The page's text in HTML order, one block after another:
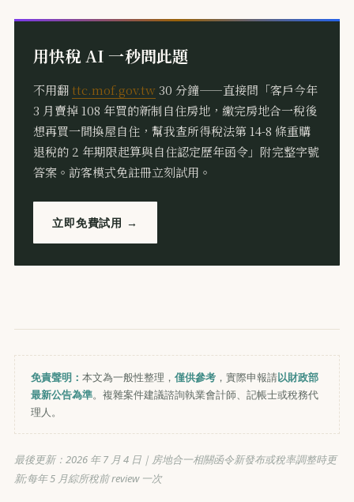
用快稅 AI 一秒問此題
不用翻ttc.mof.gov.tw 30 分鐘——直接問「客戶今年
3 月賣掉 108 年買的新制自住房地，繳完房地合一稅後
想再買一間換屋自住，幫我查所得稅法第 14-8 條重購
退稅的 2 年期限起算與自住認定歷年函令」附完整字號
答案。訪客模式免註冊立刻試用。
立即免費試用 →
免責聲明： 本文為一般性整理， 僅供參考 ，實際申報請以財政部
最新公告為準。複雜案件建議諮詢執業會計師、記帳士或稅務代
理人。
最後更新： 2026 年 7 月 4 日 ｜房地合一相關函令新發布或稅率調整時更
新;每年 5 月綜所稅前 review 一次